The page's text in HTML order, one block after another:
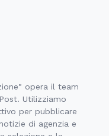
opera il team
Utilizziamo
per pubblicare
di agenzia e